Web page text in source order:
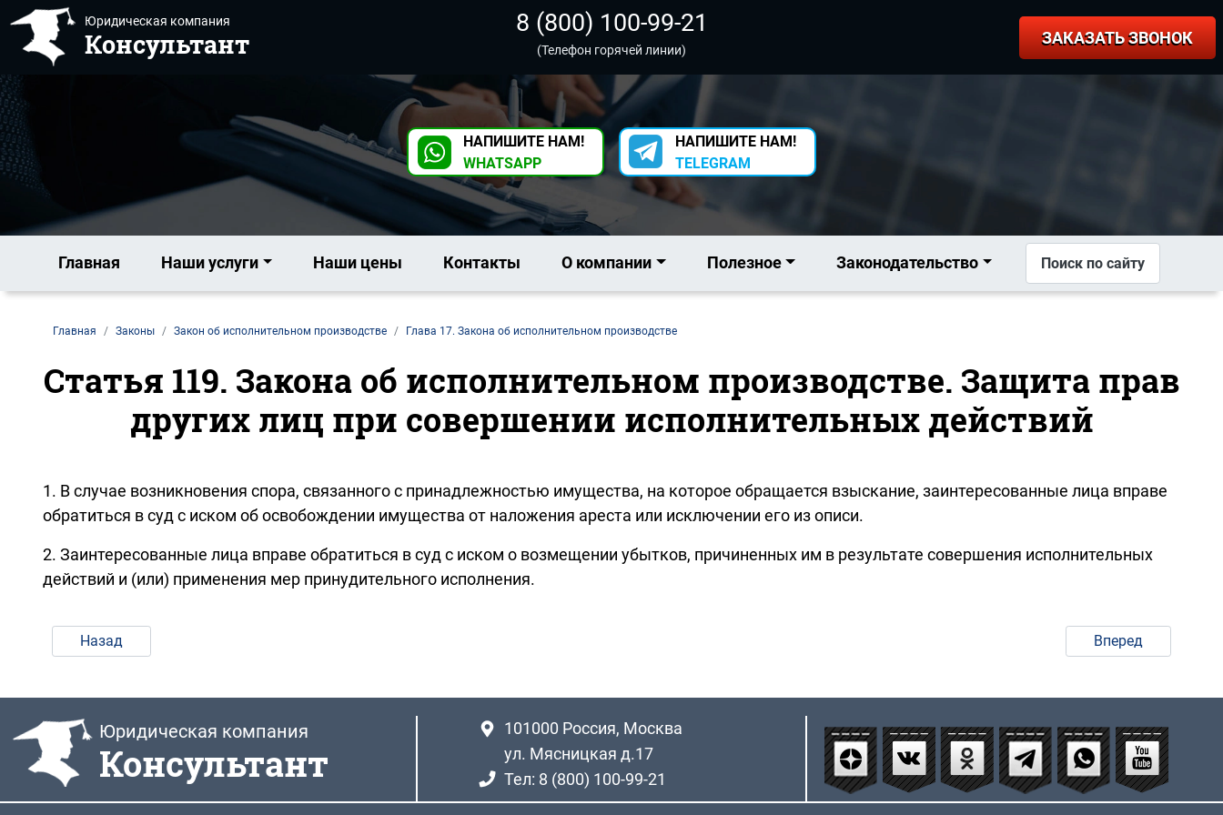
Юридическая компания
Консультант
8 (800) 100-99-21
(Телефон горячей линии)
ЗАКАЗАТЬ ЗВОНОК
НАПИШИТЕ НАМ!
WHATSAPP
НАПИШИТЕ НАМ!
TELEGRAM
Главная Наши услуги Наши цены Контакты О компании Полезное Законодательство Поиск по сайту
Главная Законы Закон об исполнительном производстве Глава 17. Закона об исполнительном производстве
Статья 119. Закона об исполнительном производстве. Защита прав
других лиц при совершении исполнительных действий
1. В случае возникновения спора, связанного с принадлежностью имущества, на которое обращается взыскание, заинтересованные лица вправе
обратиться в суд с иском об освобождении имущества от наложения ареста или исключении его из описи.
2. Заинтересованные лица вправе обратиться в суд с иском о возмещении убытков, причиненных им в результате совершения исполнительных
действий и (или) применения мер принудительного исполнения.
Назад Вперед
Юридическая компания
Консультант
101000 Россия, Москва
ул. Мясницкая д.17
Тел: 8 (800) 100-99-21